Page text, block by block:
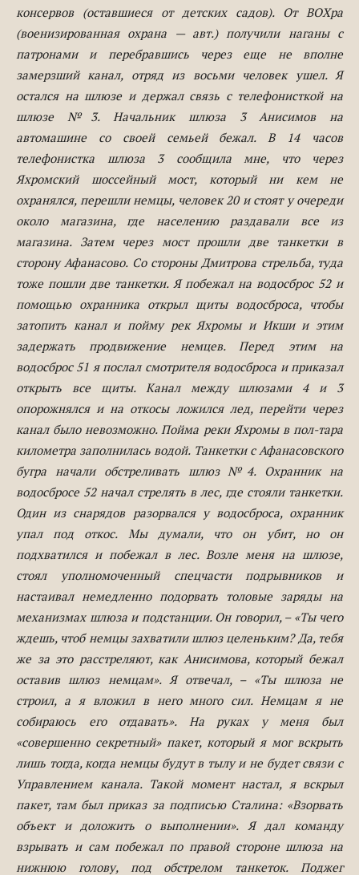
консервов (оставшиеся от детских садов). От ВОХра
(военизированная охрана — авт.) получили наганы с
патронами и перебравшись через еще не вполне
замерзший канал, отряд из восьми человек ушел. Я
остался на шлюзе и держал связь с телефонисткой на
шлюзе №3. Начальник шлюза 3 Анисимов на
автомашине со своей семьей бежал. В 14 часов
телефонистка шлюза 3 сообщила мне, что через
Яхромский шоссейный мост, который ни кем не
охранялся, перешли немцы, человек 20 и стоят у очереди
около магазина, где населению раздавали все из
магазина. Затем через мост прошли две танкетки в
сторону Афанасово. Со стороны Дмитрова стрельба, туда
тоже пошли две танкетки. Я побежал на водосброс 52 и
помощью охранника открыл щиты водосброса, чтобы
затопить канал и пойму рек Яхромы и Икши и этим
задержать продвижение немцев. Перед этим на
водосброс 51 я послал смотрителя водосброса и приказал
открыть все щиты. Канал между шлюзами 4 и 3
опорожнялся и на откосы ложился лед, перейти через
канал было невозможно. Пойма реки Яхромы в пол-тара
километра заполнилась водой. Танкетки с Афанасовского
бугра начали обстреливать шлюз №4. Охранник на
водосбросе 52 начал стрелять в лес, где стояли танкетки.
Один из снарядов разорвался у водосброса, охранник
упал под откос. Мы думали, что он убит, но он
подхватился и побежал в лес. Возле меня на шлюзе,
стоял уполномоченный спецчасти подрывников и
настаивал немедленно подорвать толовые заряды на
механизмах шлюза и подстанции. Он говорил, – «Ты чего
ждешь, чтоб немцы захватили шлюз целеньким? Да, тебя
же за это расстреляют, как Анисимова, который бежал
оставив шлюз немцам». Я отвечал, – «Ты шлюза не
строил, а я вложил в него много сил. Немцам я не
собираюсь его отдавать». На руках у меня был
«совершенно секретный» пакет, который я мог вскрыть
лишь тогда, когда немцы будут в тылу и не будет связи с
Управлением канала. Такой момент настал, я вскрыл
пакет, там был приказ за подписью Сталина: «Взорвать
объект и доложить о выполнении». Я дал команду
взрывать и сам побежал по правой стороне шлюза на
нижнюю голову, под обстрелом танкеток. Поджег